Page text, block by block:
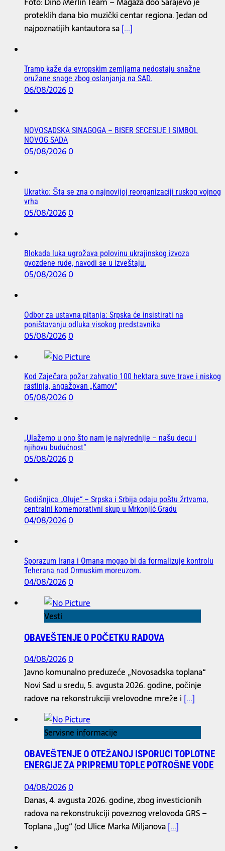
proteklih dana bio muzički centar regiona. Jedan od
najpoznatijih kantautora sa[...]
Tramp kaže da evropskim zemljama nedostaju snažne
oružane snage zbog oslanjanja na SAD.
06/08/20260
NOVOSADSKA SINAGOGA – BISER SECESIJE I SIMBOL
NOVOG SADA
05/08/20260
Ukratko: Šta se zna o najnovijoj reorganizaciji ruskog vojnog
vrha
05/08/20260
Blokada luka ugrožava polovinu ukrajinskog izvoza
gvozdene rude, navodi se u izveštaju.
05/08/20260
Odbor za ustavna pitanja: Srpska će insistirati na
poništavanju odluka visokog predstavnika
05/08/20260
Kod Zaječara požar zahvatio 100 hektara suve trave i niskog
rastinja, angažovan „Kamov“
05/08/20260
„Ulažemo u ono što nam je najvrednije – našu decu i
njihovu budućnost“
05/08/20260
Godišnjica „Oluje“ – Srpska i Srbija odaju poštu žrtvama,
centralni komemorativni skup u Mrkonjić Gradu
04/08/20260
Sporazum Irana i Omana mogao bi da formalizuje kontrolu
Teherana nad Ormuskim moreuzom.
04/08/20260
Vesti
OBAVEŠTENJE O POČETKU RADOVA
04/08/20260
Javno komunalno preduzeće „Novosadska toplana“
Novi Sad u sredu, 5. avgusta 2026. godine, počinje
radove na rekonstrukciji vrelovodne mreže i [...]
Servisne informacije
OBAVEŠTENJE O OTEŽANOJ ISPORUCI TOPLOTNE
ENERGIJE ZA PRIPREMU TOPLE POTROŠNE VODE
04/08/20260
Danas, 4. avgusta 2026. godine, zbog investicionih
radova na rekonstrukciji poveznog vrelovoda GRS –
Toplana „Jug“ (od Ulice Marka Miljanova[...]